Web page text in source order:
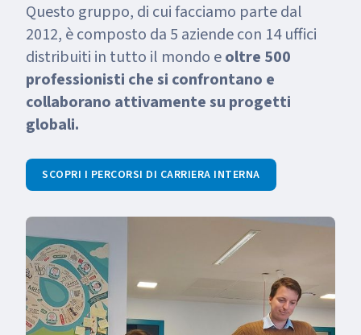
Questo gruppo, di cui facciamo parte dal
2012, è composto da 5 aziende con 14 uffici
distribuiti in tutto il mondo eoltre 500
professionisti che si confrontano e
collaborano attivamente su progetti
globali.
SCOPRI I PERCORSI DI CARRIERA INTERNA